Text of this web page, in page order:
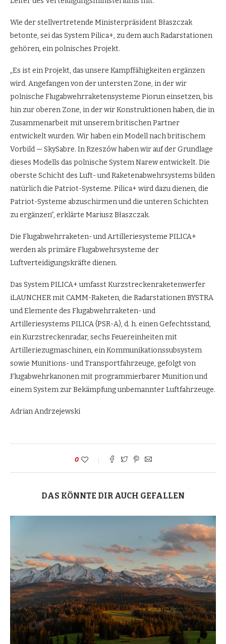
Wie der stellvertretende Ministerpräsident Błaszczak
betonte, sei das System Pilica+, zu dem auch Radarstationen
gehören, ein polnisches Projekt.
„Es ist ein Projekt, das unsere Kampffähigkeiten ergänzen
wird. Angefangen von der untersten Zone, in der wir
polnische Flugabwehrraketensysteme Piorun einsetzen, bis
hin zur oberen Zone, in der wir Konstruktionen haben, die in
Zusammenarbeit mit unserem britischen Partner
entwickelt wurden. Wir haben ein Modell nach britischem
Vorbild — SkySabre. In Rzeszów haben wir auf der Grundlage
dieses Modells das polnische System Narew entwickelt. Die
oberste Schicht des Luft- und Raketenabwehrsystems bilden
natürlich die Patriot-Systeme. Pilica+ wird dazu dienen, die
Patriot-Systeme abzuschirmen und die unteren Schichten
zu ergänzen”, erklärte Mariusz Błaszczak.
Die Flugabwehrraketen- und Artilleriesysteme PILICA+
werden als primäre Flugabwehrsysteme der
Luftverteidigungskräfte dienen.
Das System PILICA+ umfasst Kurzstreckenraketenwerfer
iLAUNCHER mit CAMM-Raketen, die Radarstationen BYSTRA
und Elemente des Flugabwehrraketen- und
Artilleriesystems PILICA (PSR-A), d. h. einen Gefechtsstand,
ein Kurzstreckenradar, sechs Feuereinheiten mit
Artilleriezugmaschinen, ein Kommunikationssubsystem
sowie Munitions- und Transportfahrzeuge, gefolgt von
Flugabwehrkanonen mit programmierbarer Munition und
einem System zur Bekämpfung unbemannter Luftfahrzeuge.
Adrian Andrzejewski
0
DAS KÖNNTE DIR AUCH GEFALLEN